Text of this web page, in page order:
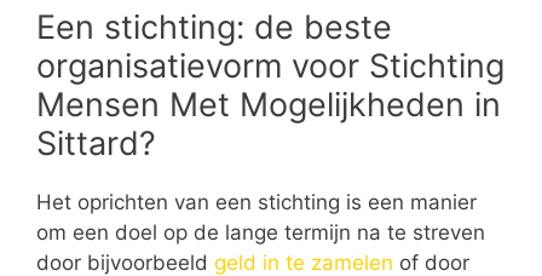
Een stichting: de beste
organisatievorm voor Stichting
Mensen Met Mogelijkheden in
Sittard?
Het oprichten van een stichting is een manier
om een doel op de lange termijn na te streven
door bijvoorbeeld geld in te zamelen of door